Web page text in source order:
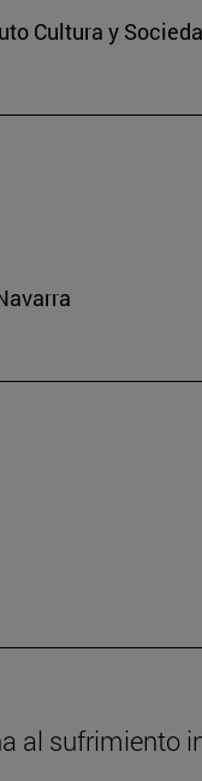
Cultura y
al sufrimiento